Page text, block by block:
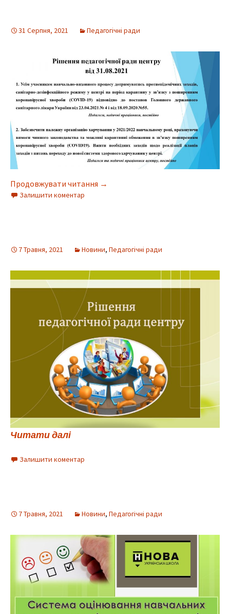
31 Серпня, 2021 Педагогічні ради
Продовжувати читання →
Залишити коментар
7 Травня, 2021 Новини, Педагогічні ради
Читати далі
Залишити коментар
7 Травня, 2021 Новини, Педагогічні ради